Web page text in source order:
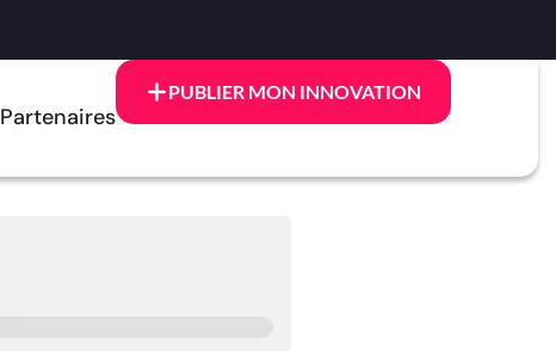
Partenaires
PUBLIER MON INNOVATION